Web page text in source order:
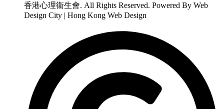
香港心理衞生會. All Rights Reserved. Powered By Web
Design City | Hong Kong Web Design